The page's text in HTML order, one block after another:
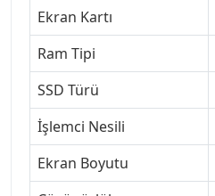
Ekran Kartı
Ram Tipi
SSD Türü
İşlemci Nesili
Ekran Boyutu